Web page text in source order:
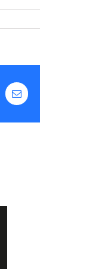
Email